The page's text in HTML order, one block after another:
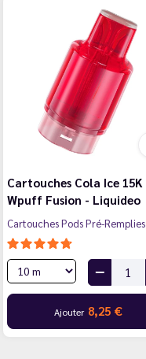
Cartouches Cola Ice 15K
Wpuff Fusion - Liquideo
Cartouches Pods Pré-Remplies
Ajouter 8,25 €